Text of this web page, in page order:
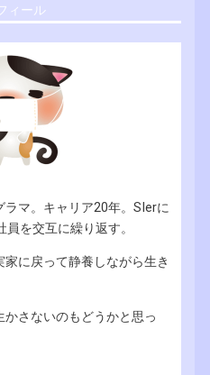
ィール
マ。キャリア20年。SIerに
を交互に繰り返す。
に戻って静養しながら生き
さないのもどうかと思っ